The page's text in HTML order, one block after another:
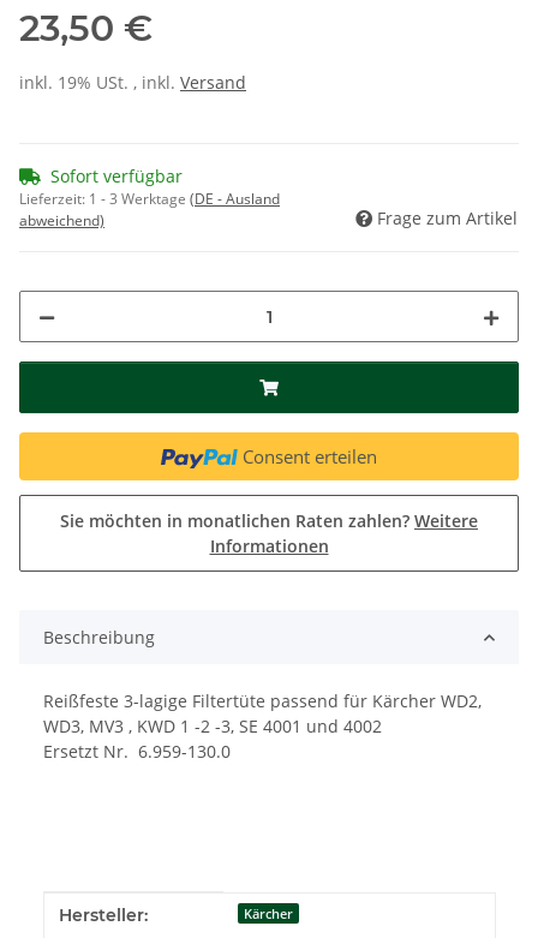
23,50 €
inkl. 19% USt. , inkl. Versand
Sofort verfügbar
Lieferzeit: 1 - 3 Werktage (DE - Ausland
abweichend)
Frage zum Artikel
Consent erteilen
Sie möchten in monatlichen Raten zahlen? Weitere
Informationen
Beschreibung
Reißfeste 3-lagige Filtertüte passend für Kärcher WD2,
WD3, MV3 , KWD 1 -2 -3, SE 4001 und 4002
Ersetzt Nr. 6.959-130.0
Produkteigenschaft
Wert
Hersteller: Kärcher